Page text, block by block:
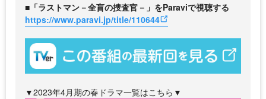
■「ラストマン－全盲の捜査官－」をParaviで視聴する
https://www.paravi.jp/title/110644
▼2023年4月期の春ドラマ一覧はこちら▼